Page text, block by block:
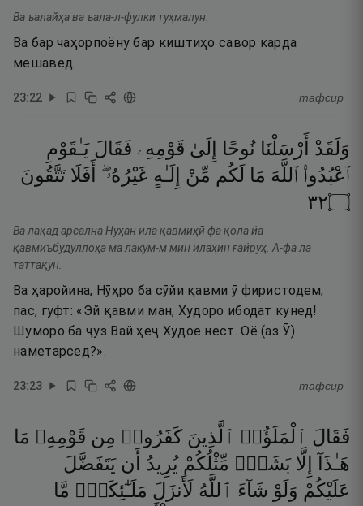
Ва ъалайҳа ва ъала-л-фулки туҳмалун.
Ва бар чаҳорпоёну бар киштиҳо савор карда
мешавед.
23:22 тафсир
وَلَقَدْ أَرْسَلْنَا نُوحًا إِلَىٰ قَوْمِهِۦ فَقَالَ يَـٰقَوْمِ
ٱعْبُدُوا۟ ٱللَّهَ مَا لَكُم مِّنْ إِلَـٰهٍ غَيْرُهُۥٓ ۖ أَفَلَا تَتَّقُونَ
۝٢٣
Ва лақад арсална Нуҳан ила қавмиҳӣ фа қола йа
қавмиъбудуллоҳа ма лакум-м мин илаҳин ғайруҳ. А-фа ла
таттақун.
Ва ҳаройина, Нӯҳро ба сӯйи қавми ӯ фиристодем,
пас, гуфт: «Эй қавми ман, Худоро ибодат кунед!
Шуморо ба ҷуз Вай ҳеҷ Худое нест. Оё (аз Ӯ)
наметарсед?».
23:23 тафсир
فَقَالَ ٱلْمَلَؤُا۟ ٱلَّذِينَ كَفَرُوا۟ مِن قَوْمِهِۦ مَا
هَـٰذَآ
إِلَّا بَشَرٌۭ مِّثْلُكُمْ يُرِيدُ أَن يَتَفَضَّلَ
عَلَيْكُمْ وَلَوْ شَآءَ ٱللَّهُ لَأَنزَلَ مَلَـٰٓئِكَةًۭ مَّا